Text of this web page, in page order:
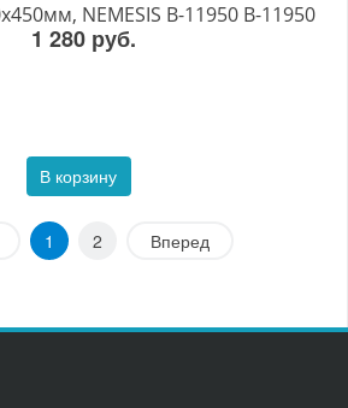
NEMESIS B-11950 B-11950
1 280 руб.
В корзину
1 2 Вперед